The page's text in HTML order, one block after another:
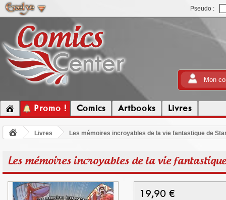
Pseudo :
Mon
Promo ! Comics Artbooks Livres
Livres Les mémoires incroyables de la vie fantastique de
Les mémoires incroyables de la vie fantastique
19,90 €